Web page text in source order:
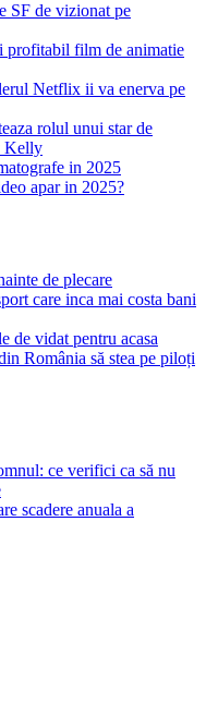
SF de vizionat pe
profitabil film de animatie
Netflix ii va enerva pe
rolul unui star de
Kelly
in 2025
apar in 2025?
de plecare
care inca mai costa bani
de vidat pentru acasa
România să stea pe piloți
ce verifici ca să nu
scadere anuala a